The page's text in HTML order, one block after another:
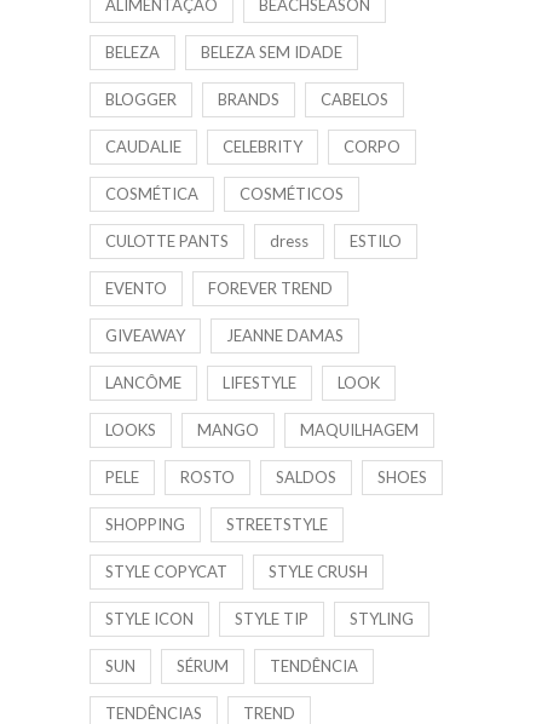
ALIMENTAÇÃO BEACHSEASON
BELEZA BELEZA SEM IDADE
BLOGGER BRANDS CABELOS
CAUDALIE CELEBRITY CORPO
COSMÉTICA COSMÉTICOS
CULOTTE PANTS dress ESTILO
EVENTO FOREVER TREND
GIVEAWAY JEANNE DAMAS
LANCÔME LIFESTYLE LOOK
LOOKS MANGO MAQUILHAGEM
PELE ROSTO SALDOS SHOES
SHOPPING STREETSTYLE
STYLE COPYCAT STYLE CRUSH
STYLE ICON STYLE TIP STYLING
SUN SÉRUM TENDÊNCIA
TENDÊNCIAS TREND